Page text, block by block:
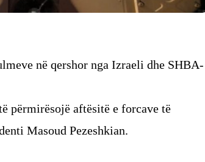
në qershor nga Izraeli dhe SHBA-
përmirësojë aftësitë e forcave të
Masoud Pezeshkian.